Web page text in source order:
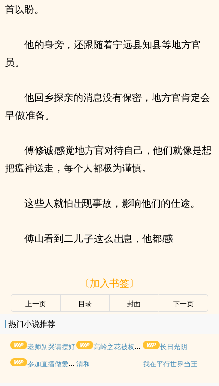
首以盼。
他的
旁，还跟随着宁远县知县等地方官
员。
他回乡探亲的消息没有保密，地方官肯定会
早
准备。
傅修诚
觉地方官对待自己，他们就像是想
把瘟神送走，每个人都极为谨慎。
这些人就怕 现事故，影响他们的仕途。
傅山看到二儿 这么 息，他都
〔加入书签〕
上一页 目录 封面 下一页
热门小说推荐
老师别哭请摆好 高岭之花被权贵轮了后
长日光阴
参加直播做爱综艺后我火了(NPH)
清和 我在平行世界当王